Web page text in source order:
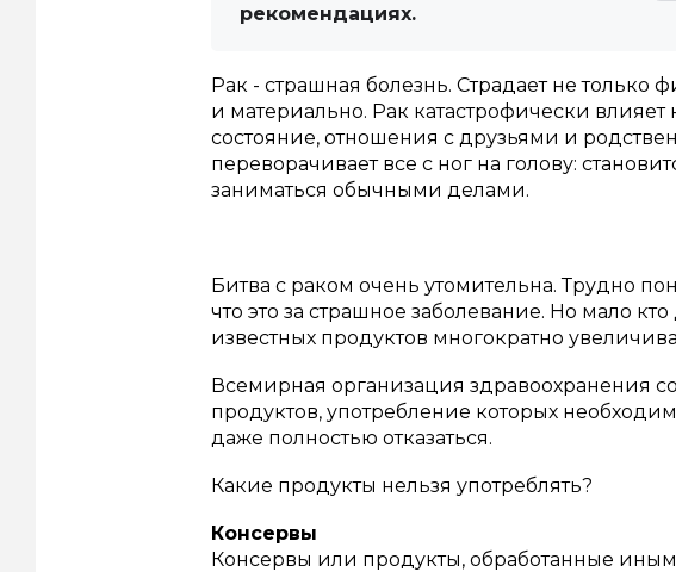
рекомендациях.
Рак - страшная болезнь. Страдает не только
и материально. Рак катастрофически
состояние, отношения с друзьями и
переворачивает все с ног на голову:
заниматься обычными делами.
Битва с раком очень утомительна.Трудно
что это за страшное заболевание. Но мало кто
известных продуктов многократно
Всемирная организация здравоохранения
продуктов, употребление которых
даже полностью отказаться.
Какие продукты нельзя употреблять?
Консервы
Консервы или продукты, обработанные